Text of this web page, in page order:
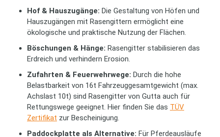
Hof & Hauszugänge: Die Gestaltung von Höfen und
Hauszugängen mit Rasengittern ermöglicht eine
ökologische und praktische Nutzung der Flächen.
Böschungen & Hänge: Rasengitter stabilisieren das
Erdreich und verhindern Erosion.
Zufahrten & Feuerwehrwege: Durch die hohe
Belastbarkeit von 16t Fahrzeuggesamtgewicht (max.
Achslast 10t) sind Rasengitter von Gutta auch für
Rettungswege geeignet. Hier finden Sie das TÜV
Zertifikat zur Bescheinigung.
Paddockplatte als Alternative: Für Pferdeausläufe